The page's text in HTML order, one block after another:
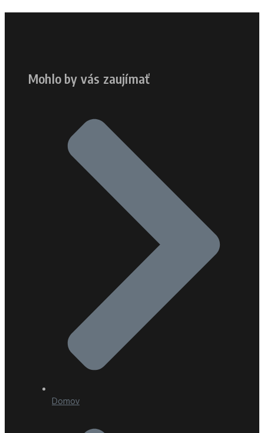
Mohlo by vás zaujímať
Domov